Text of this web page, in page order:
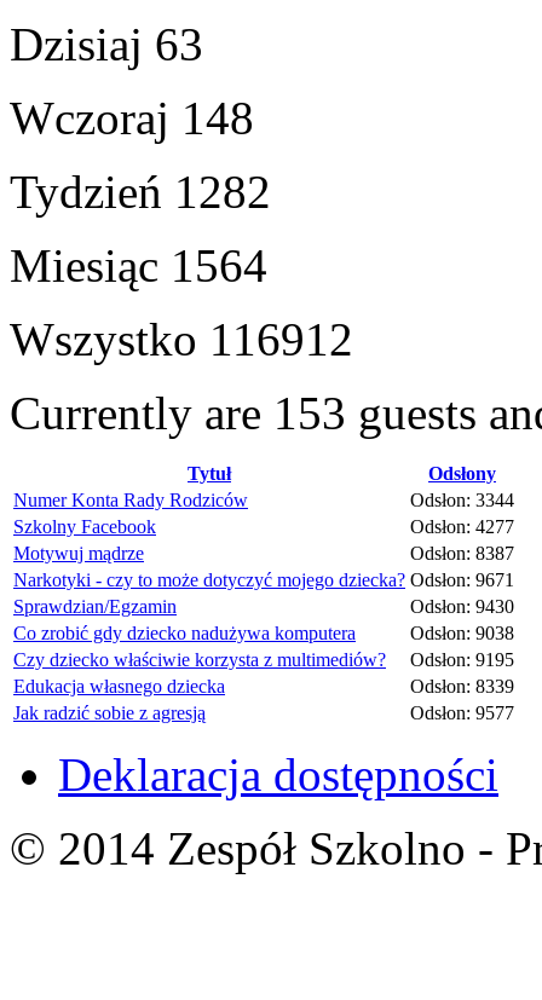
Dzisiaj 63
Wczoraj 148
Tydzień 1282
Miesiąc 1564
Wszystko 116912
Currently are 153 guests
Tytuł
Odsłony
Numer Konta Rady Rodziców
Odsłon: 3344
Szkolny Facebook
Odsłon: 4277
Motywuj mądrze
Odsłon: 8387
Narkotyki - czy to może dotyczyć mojego dziecka? Odsłon: 9671
Sprawdzian/Egzamin
Odsłon: 9430
Co zrobić gdy dziecko nadużywa komputera
Odsłon: 9038
Czy dziecko właściwie korzysta z multimediów?
Odsłon: 9195
Edukacja własnego dziecka
Odsłon: 8339
Jak radzić sobie z agresją
Odsłon: 9577
Deklaracja dostępności
© 2014 Zespół Szkolno -